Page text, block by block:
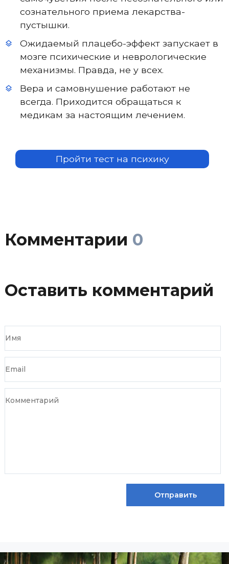
сознательного приема лекарства-
пустышки.
Ожидаемый плацебо-эффект запускает в
мозге психические и неврологические
механизмы. Правда, не у всех.
Вера и самовнушение работают не
всегда. Приходится обращаться к
медикам за настоящим лечением.
Пройти тест на психику
Комментарии 0
Оставить комментарий